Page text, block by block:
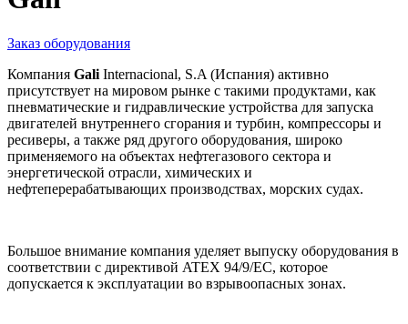
Заказ оборудования
Компания Gali Internacional, S.A (Испания) активно
присутствует на мировом рынке с такими продуктами, как
пневматические и гидравлические устройства для запуска
двигателей внутреннего сгорания и турбин, компрессоры и
ресиверы, а также ряд другого оборудования, широко
применяемого на объектах нефтегазового сектора и
энергетической отрасли, химических и
нефтеперерабатывающих производствах, морских судах.
Большое внимание компания уделяет выпуску оборудования в
соответствии с директивой ATEX 94/9/EC, которое
допускается к эксплуатации во взрывоопасных зонах.